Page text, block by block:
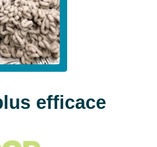
efficace